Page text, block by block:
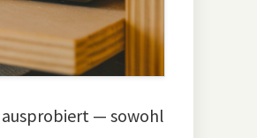
ausprobiert — sowohl